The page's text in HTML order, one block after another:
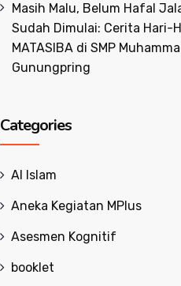
Masih Malu, Belum Hafal
Sudah Dimulai: Cerita Hari-
MATASIBA di SMP
Gunungpring
Categories
Al Islam
Aneka Kegiatan MPlus
Asesmen Kognitif
booklet